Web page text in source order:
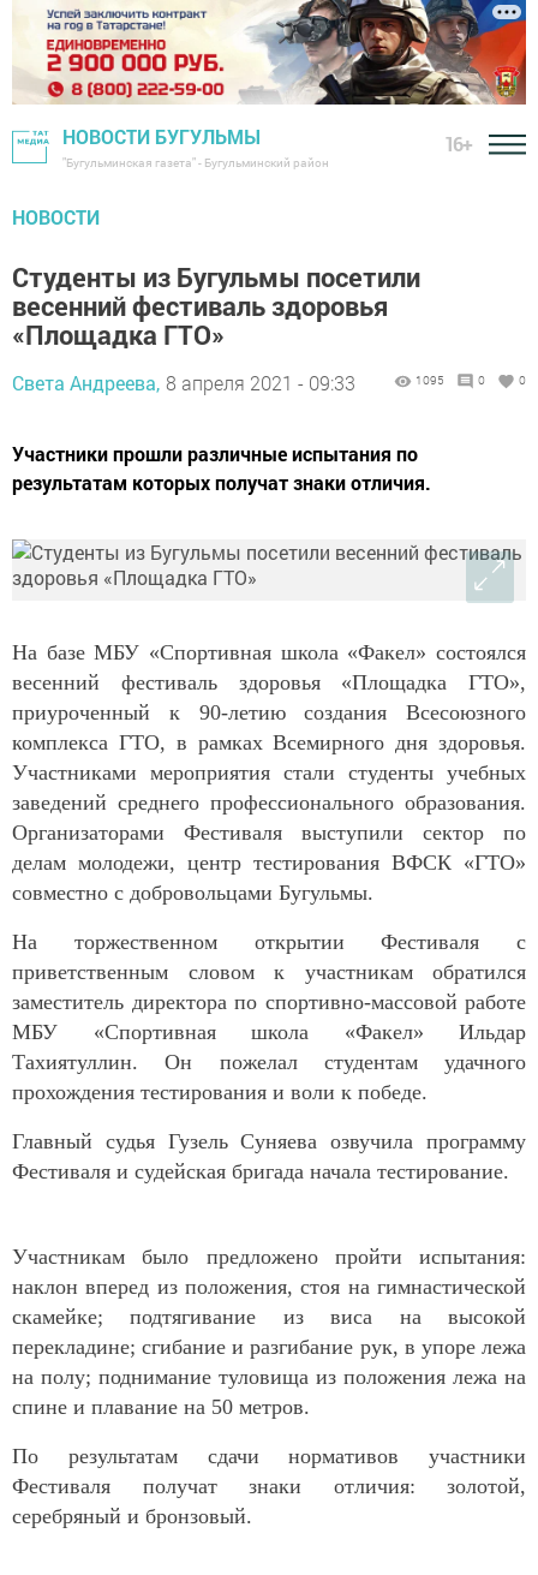
НОВОСТИ БУГУЛЬМЫ
"Бугульминская газета" - Бугульминский район
16+
НОВОСТИ
Студенты из Бугульмы посетили
весенний фестиваль здоровья
«Площадка ГТО»
Света Андреева, 8 апреля 2021 - 09:33 1095 0 0
Участники прошли различные испытания по
результатам которых получат знаки отличия.
На базе МБУ «Спортивная школа «Факел» состоялся
весенний фестиваль здоровья «Площадка ГТО»,
приуроченный к 90-летию создания Всесоюзного
комплекса ГТО, в рамках Всемирного дня здоровья.
Участниками мероприятия стали студенты учебных
заведений среднего профессионального образования.
Организаторами Фестиваля выступили сектор по
делам молодежи, центр тестирования ВФСК «ГТО»
совместно с добровольцами Бугульмы.
На торжественном открытии Фестиваля с
приветственным словом к участникам обратился
заместитель директора по спортивно-массовой работе
МБУ «Спортивная школа «Факел» Ильдар
Тахиятуллин. Он пожелал студентам удачного
прохождения тестирования и воли к победе.
Главный судья Гузель Суняева озвучила программу
Фестиваля и судейская бригада начала тестирование.
Участникам было предложено пройти испытания:
наклон вперед из положения, стоя на гимнастической
скамейке; подтягивание из виса на высокой
перекладине; сгибание и разгибание рук, в упоре лежа
на полу; поднимание туловища из положения лежа на
спине и плавание на 50 метров.
По результатам сдачи нормативов участники
Фестиваля получат знаки отличия: золотой,
серебряный и бронзовый.